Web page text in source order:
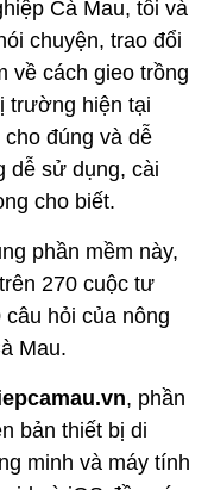
Cà Mau, tôi và
chuyện, trao đổi
về cách gieo trồng
trường hiện tại
đúng và dễ
dễ sử dụng, cài
cho biết.
phần mềm này,
270 cuộc tư
hỏi của nông
Mau.
, phần
bản thiết bị di
minh và máy tính